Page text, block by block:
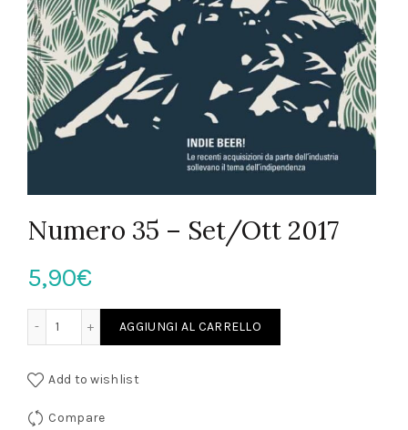
Numero 35 – Set/Ott 2017
5,90€
AGGIUNGI AL CARRELLO
Add to wishlist
Compare